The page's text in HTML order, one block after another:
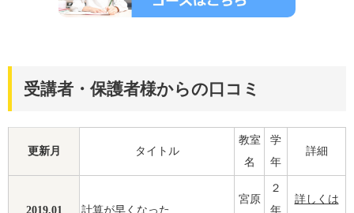
受講者・保護者様からの口コミ
更新月 タイトル
教室
名
学
年
詳細
2019.01 計算が早くなった
宮原
２
年
詳しくは